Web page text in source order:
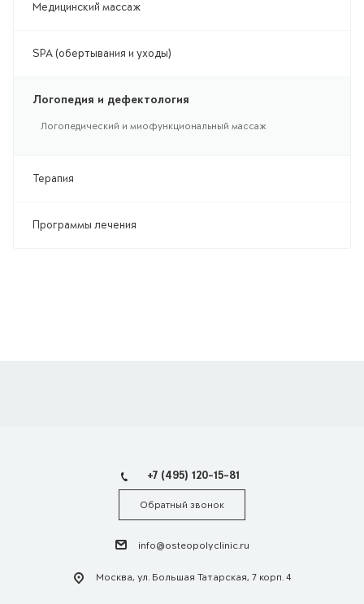
Медицинский массаж
SPA (обертывания и уходы)
Логопедия и дефектология
Логопедический и миофункциональный массаж
Терапия
Программы лечения
+7 (495) 120-15-81
Обратный звонок
info@osteopolyclinic.ru
Москва, ул. Большая Татарская, 7 корп. 4